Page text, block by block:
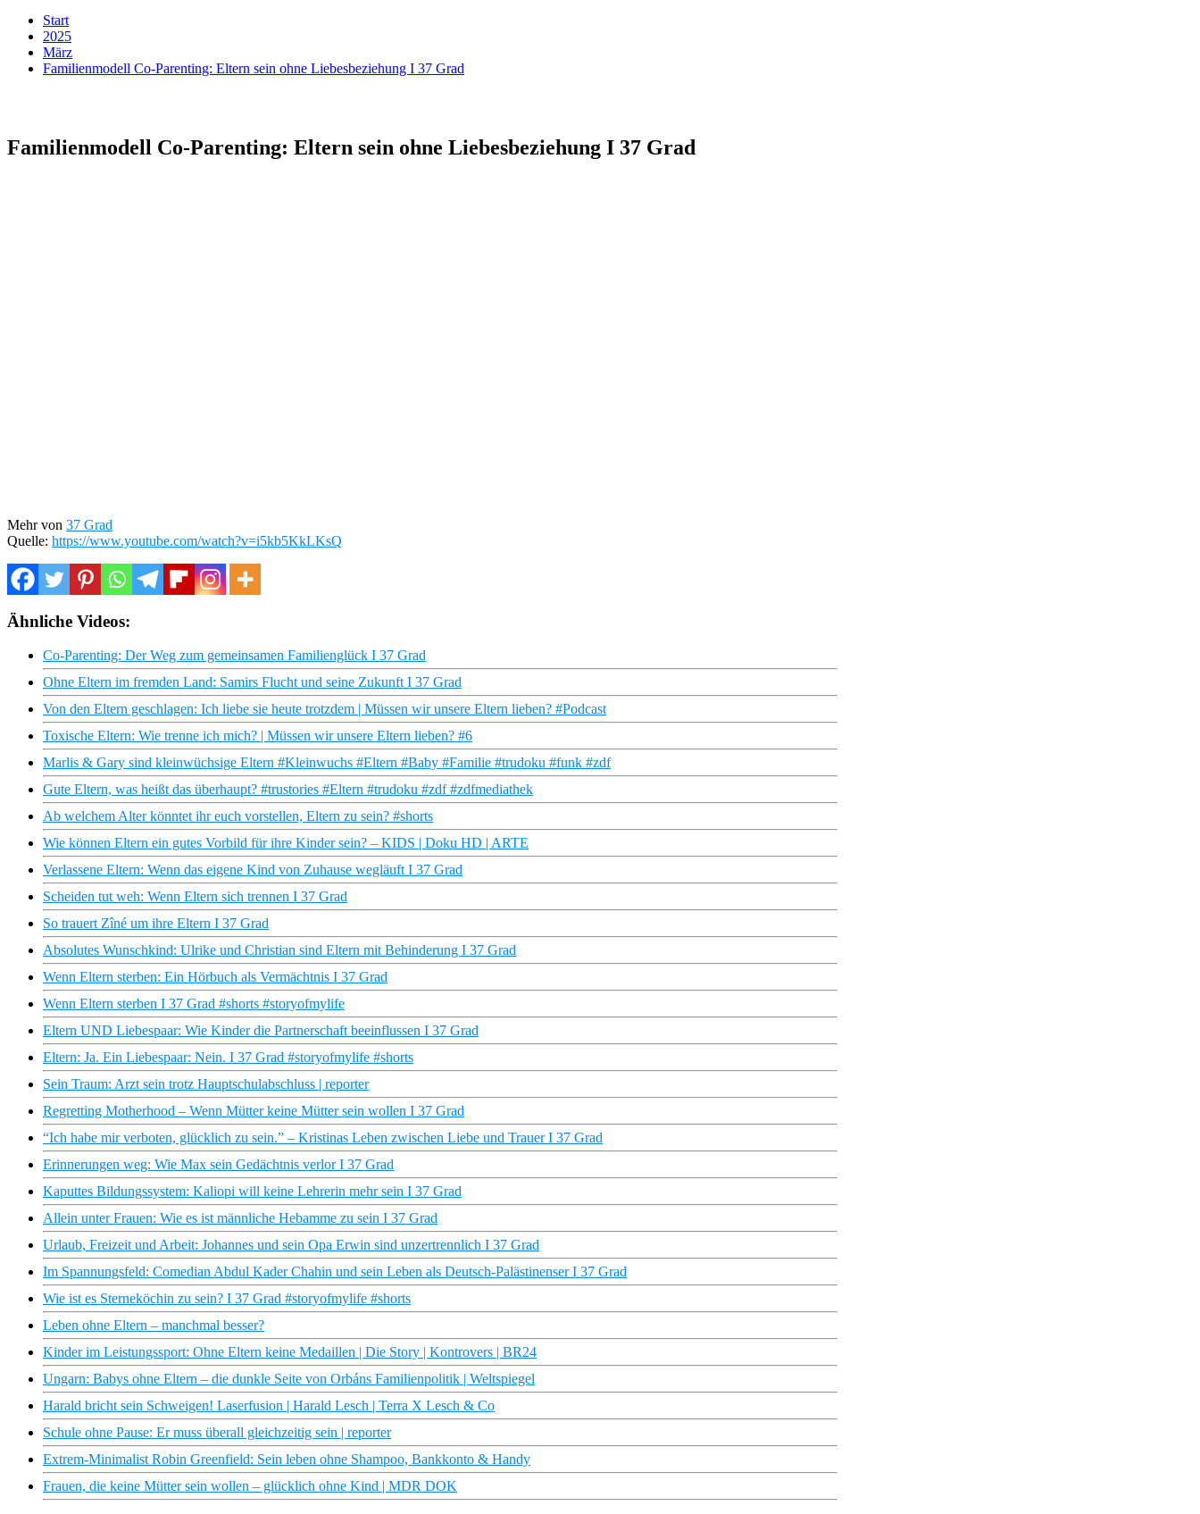
Start
2025
März
Familienmodell Co-Parenting: Eltern sein ohne Liebesbeziehung I 37 Grad
Familienmodell Co-Parenting: Eltern sein ohne Liebesbeziehung I 37 Grad
Mehr von 37 Grad
Quelle: https://www.youtube.com/watch?v=i5kb5KkLKsQ
Ähnliche Videos:
Co-Parenting: Der Weg zum gemeinsamen Familienglück I 37 Grad
Ohne Eltern im fremden Land: Samirs Flucht und seine Zukunft I 37 Grad
Von den Eltern geschlagen: Ich liebe sie heute trotzdem | Müssen wir unsere Eltern lieben? #Podcast
Toxische Eltern: Wie trenne ich mich? | Müssen wir unsere Eltern lieben? #6
Marlis & Gary sind kleinwüchsige Eltern #Kleinwuchs #Eltern #Baby #Familie #trudoku #funk #zdf
Gute Eltern, was heißt das überhaupt? #trustories #Eltern #trudoku #zdf #zdfmediathek
Ab welchem Alter könntet ihr euch vorstellen, Eltern zu sein? #shorts
Wie können Eltern ein gutes Vorbild für ihre Kinder sein? – KIDS | Doku HD | ARTE
Verlassene Eltern: Wenn das eigene Kind von Zuhause wegläuft I 37 Grad
Scheiden tut weh: Wenn Eltern sich trennen I 37 Grad
So trauert Zîné um ihre Eltern I 37 Grad
Absolutes Wunschkind: Ulrike und Christian sind Eltern mit Behinderung I 37 Grad
Wenn Eltern sterben: Ein Hörbuch als Vermächtnis I 37 Grad
Wenn Eltern sterben I 37 Grad #shorts #storyofmylife
Eltern UND Liebespaar: Wie Kinder die Partnerschaft beeinflussen I 37 Grad
Eltern: Ja. Ein Liebespaar: Nein. I 37 Grad #storyofmylife #shorts
Sein Traum: Arzt sein trotz Hauptschulabschluss | reporter
Regretting Motherhood – Wenn Mütter keine Mütter sein wollen I 37 Grad
“Ich habe mir verboten, glücklich zu sein.” – Kristinas Leben zwischen Liebe und Trauer I 37 Grad
Erinnerungen weg: Wie Max sein Gedächtnis verlor I 37 Grad
Kaputtes Bildungssystem: Kaliopi will keine Lehrerin mehr sein I 37 Grad
Allein unter Frauen: Wie es ist männliche Hebamme zu sein I 37 Grad
Urlaub, Freizeit und Arbeit: Johannes und sein Opa Erwin sind unzertrennlich I 37 Grad
Im Spannungsfeld: Comedian Abdul Kader Chahin und sein Leben als Deutsch-Palästinenser I 37 Grad
Wie ist es Sterneköchin zu sein? I 37 Grad #storyofmylife #shorts
Leben ohne Eltern – manchmal besser?
Kinder im Leistungssport: Ohne Eltern keine Medaillen | Die Story | Kontrovers | BR24
Ungarn: Babys ohne Eltern – die dunkle Seite von Orbáns Familienpolitik | Weltspiegel
Harald bricht sein Schweigen! Laserfusion | Harald Lesch | Terra X Lesch & Co
Schule ohne Pause: Er muss überall gleichzeitig sein | reporter
Extrem-Minimalist Robin Greenfield: Sein leben ohne Shampoo, Bankkonto & Handy
Frauen, die keine Mütter sein wollen – glücklich ohne Kind | MDR DOK